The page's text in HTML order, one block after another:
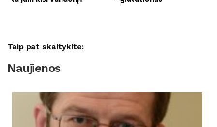
Taip pat skaitykite:
Naujienos